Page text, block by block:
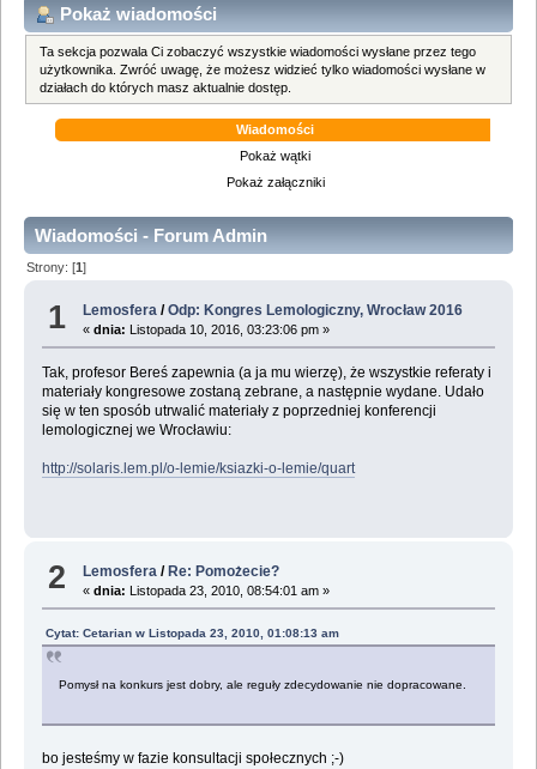
Pokaż wiadomości
Ta sekcja pozwala Ci zobaczyć wszystkie wiadomości wysłane przez tego
użytkownika. Zwróć uwagę, że możesz widzieć tylko wiadomości wysłane w
działach do których masz aktualnie dostęp.
Wiadomości
Pokaż wątki
Pokaż załączniki
Wiadomości - Forum Admin
Strony: [1]
1 Lemosfera /Odp: Kongres Lemologiczny, Wrocław 2016
«dnia: Listopada 10, 2016, 03:23:06 pm »
Tak, profesor Bereś zapewnia (a ja mu wierzę), że wszystkie referaty i
materiały kongresowe zostaną zebrane, a następnie wydane. Udało
się w ten sposób utrwalić materiały z poprzedniej konferencji
lemologicznej we Wrocławiu:
http://solaris.lem.pl/o-lemie/ksiazki-o-lemie/quart
2 Lemosfera /Re: Pomożecie?
«dnia: Listopada 23, 2010, 08:54:01 am »
Cytat: Cetarian w Listopada 23, 2010, 01:08:13 am
Pomysł na konkurs jest dobry, ale reguły zdecydowanie nie dopracowane.
bo jesteśmy w fazie konsultacji społecznych ;-)